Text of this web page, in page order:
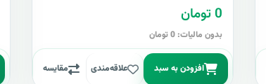
0 تومان
بدون مالیات: 0 تومان
افزودن به سبد علاقه‌مندی مقایسه